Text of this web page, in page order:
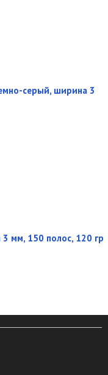
серый, ширина 3
3 мм, 150 полос, 120 гр